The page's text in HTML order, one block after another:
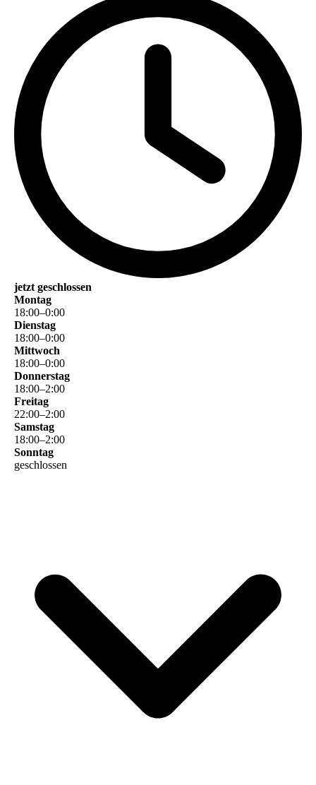
jetzt geschlossen
Montag
18:00–0:00
Dienstag
18:00–0:00
Mittwoch
18:00–0:00
Donnerstag
18:00–2:00
Freitag
22:00–2:00
Samstag
18:00–2:00
Sonntag
geschlossen